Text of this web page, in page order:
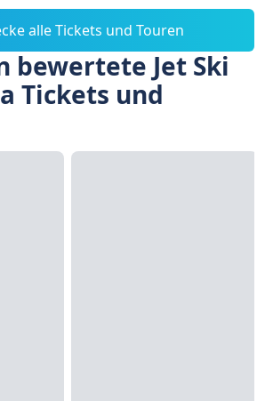
alle Tickets und Touren
bewertete Jet Ski
Tickets und